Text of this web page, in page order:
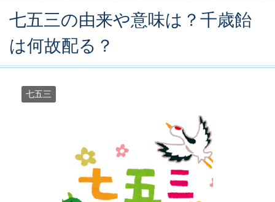
七五三の由来や意味は？千歳飴
は何故配る？
七五三